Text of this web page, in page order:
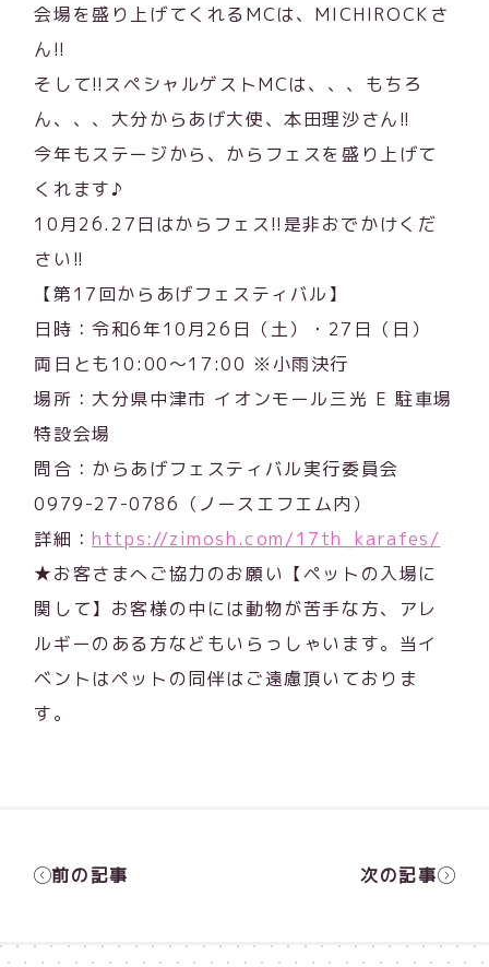
会場を盛り上げてくれるMCは、MICHIROCKさ
ん!!
そして!!スペシャルゲストMCは、、、もちろ
ん、、、大分からあげ大使、本田理沙さん!!
今年もステージから、からフェスを盛り上げて
くれます♪
10月26.27日はからフェス!!是非おでかけくだ
さい!!
【第17回からあげフェスティバル】
日時：令和6年10月26日（土）・27日（日）
両日とも10:00～17:00 ※小雨決行
場所：大分県中津市 イオンモール三光 E 駐車場
特設会場
問合：からあげフェスティバル実行委員会
0979-27-0786（ノースエフエム内）
詳細：https://zimosh.com/17th_karafes/
★お客さまへご協力のお願い【ペットの入場に
関して】お客様の中には動物が苦手な方、アレ
ルギーのある方などもいらっしゃいます。当イ
ベントはペットの同伴はご遠慮頂いておりま
す。
前の記事 次の記事